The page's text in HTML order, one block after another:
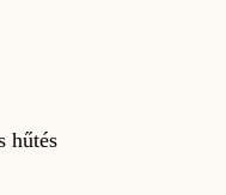
hűtés